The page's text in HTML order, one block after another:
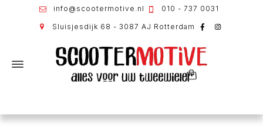
info@scootermotive.nl 010 - 737 0031
Sluisjesdijk 68 - 3087 AJ Rotterdam